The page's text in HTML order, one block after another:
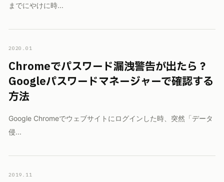
までにやけに時...
2020.01
Chromeでパスワード漏洩警告が出たら？
Googleパスワードマネージャーで確認する
方法
Google Chromeでウェブサイトにログインした時、突然「データ
侵...
2019.11